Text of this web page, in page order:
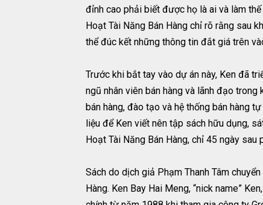
đỉnh cao phải biết được họ là ai và làm
Hoạt Tài Năng Bán Hàng chỉ rõ rằng sau
thể đúc kết những thông tin đắt giá trên
Trước khi bắt tay vào dự án này, Ken đã
ngũ nhân viên bán hàng và lãnh đạo
bán hàng, đào tạo và hệ thống bán hàng
liệu để Ken viết nên tập sách hữu dụng,
Hoạt Tài Năng Bán Hàng, chỉ 45 ngày sau
Sách do dịch giả Phạm Thanh Tâm
Hàng. Ken Bay Hai Meng, “nick name”